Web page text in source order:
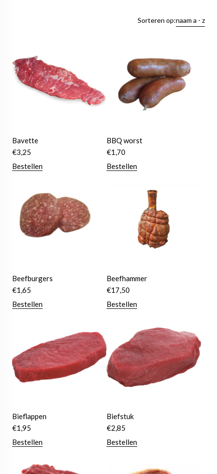
Sorteren op:naam a - z
Bavette
€3,25
Bestellen
BBQ worst
€1,70
Bestellen
Beefburgers
€1,65
Bestellen
Beefhammer
€17,50
Bestellen
Bieflappen
€1,95
Bestellen
Biefstuk
€2,85
Bestellen